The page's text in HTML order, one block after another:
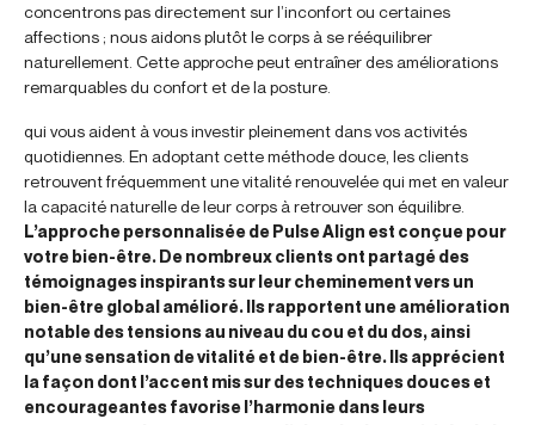
concentrons pas directement sur l’inconfort ou certaines
affections ; nous aidons plutôt le corps à se rééquilibrer
naturellement. Cette approche peut entraîner des améliorations
remarquables du confort et de la posture.
qui vous aident à vous investir pleinement dans vos activités
quotidiennes. En adoptant cette méthode douce, les clients
retrouvent fréquemment une vitalité renouvelée qui met en valeur
la capacité naturelle de leur corps à retrouver son équilibre.
L’approche personnalisée de Pulse Align est conçue pour
votre bien-être. De nombreux clients ont partagé des
témoignages inspirants sur leur cheminement vers un
bien-être global amélioré. Ils rapportent une amélioration
notable des tensions au niveau du cou et du dos, ainsi
qu’une sensation de vitalité et de bien-être. Ils apprécient
la façon dont l’accent mis sur des techniques douces et
encourageantes favorise l’harmonie dans leurs